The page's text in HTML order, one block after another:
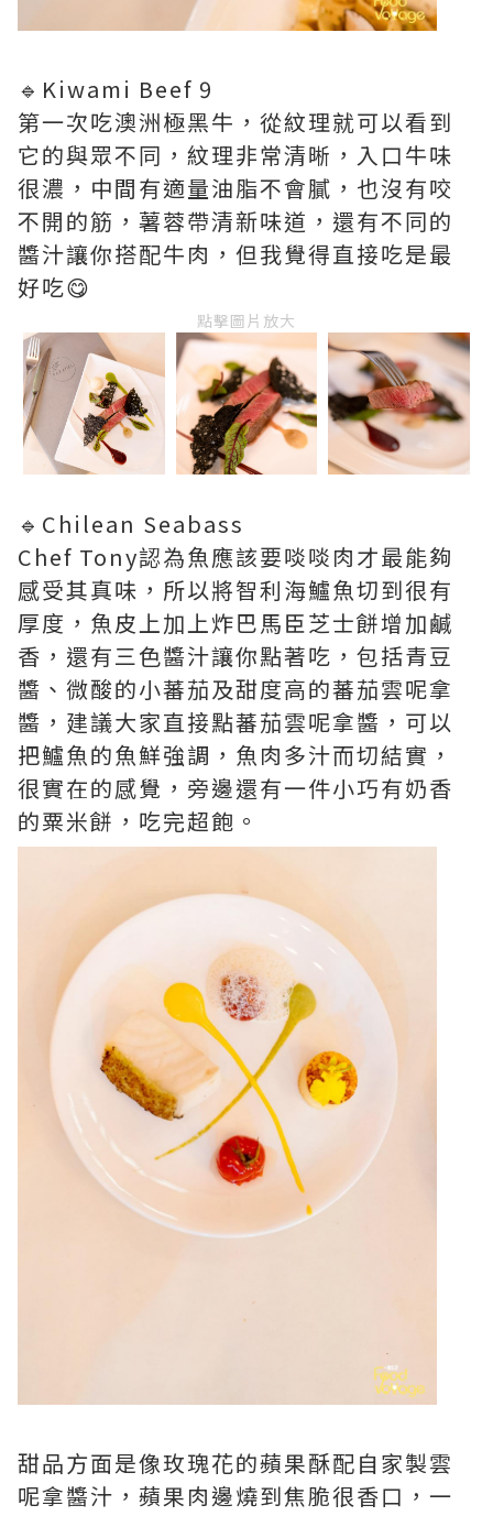
🔹Kiwami Beef 9
第一次吃澳洲極黑牛，從紋理就可以看到
它的與眾不同，紋理非常清晰，入口牛味
很濃，中間有適量油脂不會膩，也沒有咬
不開的筋，薯蓉帶清新味道，還有不同的
醬汁讓你搭配牛肉，但我覺得直接吃是最
好吃😋
點擊圖片放大
🔹Chilean Seabass
Chef Tony認為魚應該要啖啖肉才最能夠
感受其真味，所以將智利海鱸魚切到很有
厚度，魚皮上加上炸巴馬臣芝士餅增加鹹
香，還有三色醬汁讓你點著吃，包括青豆
醬、微酸的小蕃茄及甜度高的蕃茄雲呢拿
醬，建議大家直接點蕃茄雲呢拿醬，可以
把鱸魚的魚鮮強調，魚肉多汁而切結實，
很實在的感覺，旁邊還有一件小巧有奶香
的粟米餅，吃完超飽。
甜品方面是像玫瑰花的蘋果酥配自家製雲
呢拿醬汁，蘋果肉邊燒到焦脆很香口，一